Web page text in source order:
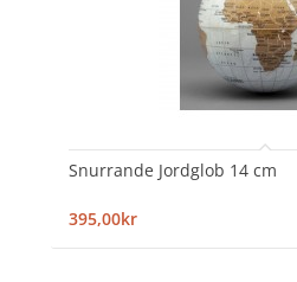
Snurrande Jordglob 14 cm
395,00kr